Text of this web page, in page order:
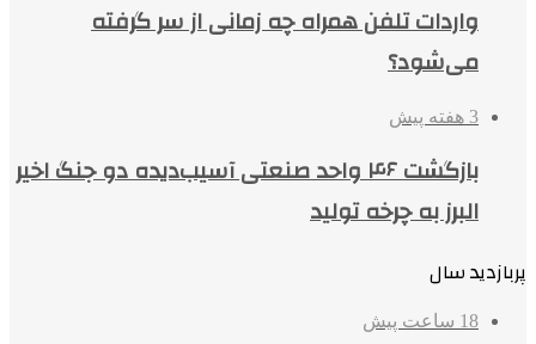
واردات تلفن همراه چه زمانی از سر گرفته
می‌شود؟
3 هفته پیش
بازگشت ۴۶ واحد صنعتی آسیب‌دیده دو جنگ اخیر
البرز به چرخه تولید
پربازدید سال
18 ساعت پیش